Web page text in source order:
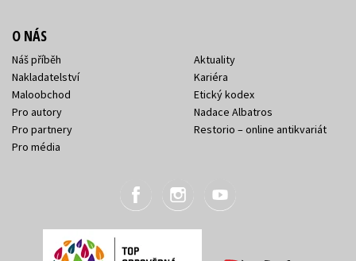
O NÁS
Náš příběh
Nakladatelství
Maloobchod
Pro autory
Pro partnery
Pro média
Aktuality
Kariéra
Etický kodex
Nadace Albatros
Restorio – online antikvariát